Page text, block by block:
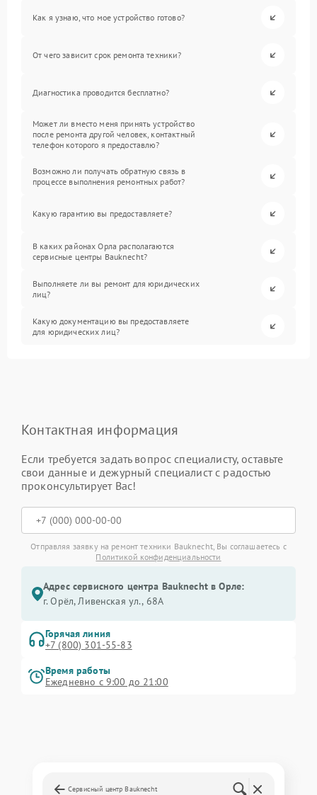
Как я узнаю, что мое устройство готово?
От чего зависит срок ремонта техники?
Диагностика проводится бесплатно?
Может ли вместо меня принять устройство
после ремонта другой человек, контактный
телефон которого я предоставлю?
Возможно ли получать обратную связь в
процессе выполнения ремонтных работ?
Какую гарантию вы предоставляете?
В каких районах Орла располагаются
сервисные центры Bauknecht?
Выполняете ли вы ремонт для юридических
лиц?
Какую документацию вы предоставляете
для юридических лиц?
Контактная информация
Если требуется задать вопрос специалисту, оставьте
свои данные и дежурный специалист с радостью
проконсультирует Вас!
Отправляя заявку на ремонт техники Bauknecht, Вы соглашаетесь с
Политикой конфиденциальности
Адрес сервисного центра Bauknecht в Орле:
г. Орёл, Ливенская ул., 68А
Горячая линия
+7 (800) 301-55-83
Время работы
Ежедневно с 9:00 до 21:00
Сервисный центр Bauknecht